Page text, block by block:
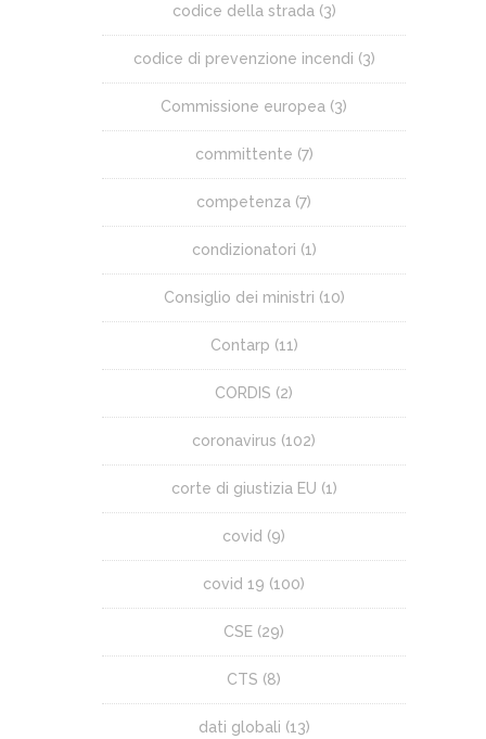
codice della strada (3)
codice di prevenzione incendi (3)
Commissione europea (3)
committente (7)
competenza (7)
condizionatori (1)
Consiglio dei ministri (10)
Contarp (11)
CORDIS (2)
coronavirus (102)
corte di giustizia EU (1)
covid (9)
covid 19 (100)
CSE (29)
CTS (8)
dati globali (13)